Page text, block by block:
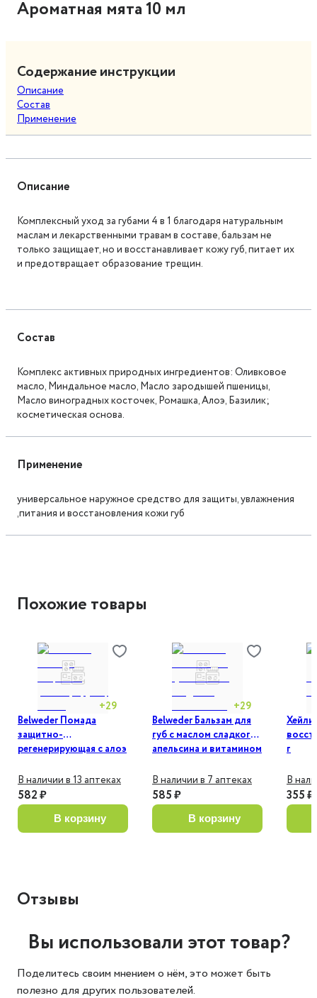
Ароматная мята 10 мл
Содержание инструкции
Описание
Состав
Применение
Описание
Комплексный уход за губами 4 в 1 благодаря натуральным
маслам и лекарственными травам в составе, бальзам не
только защищает, но и восстанавливает кожу губ, питает их
и предотвращает образование трещин.
Состав
Комплекс активных природных ингредиентов: Оливковое
масло, Миндальное масло, Масло зародышей пшеницы,
Масло виноградных косточек, Ромашка, Алоэ, Базилик;
косметическая основа.
Применение
универсальное наружное средство для защиты, увлажнения
,питания и восстановления кожи губ
Похожие товары
+29
Belweder Помада
защитно-
регенерирующая с алоэ
хлопковым маслом 4 г
В наличии в 13 аптеках
582 ₽
в корзину
+29
Belweder Бальзам для
губ с маслом сладкого
апельсина и витамином
В наличии в 7 аптеках
585 ₽
в корзину
г
В
355 ₽
Отзывы
Вы использовали этот товар?
Поделитесь своим мнением о нём, это может быть
полезно для других пользователей.